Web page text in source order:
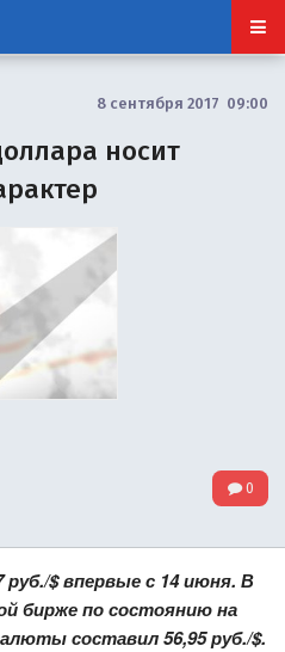
8 сентября 2017 09:00
носит
0
руб./$ впервые с 14 июня. В
бирже по состоянию на
составил 56,95 руб./$.